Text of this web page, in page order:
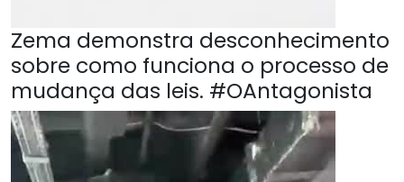
Zema demonstra desconhecimento
sobre como funciona o processo de
mudança das leis. #OAntagonista